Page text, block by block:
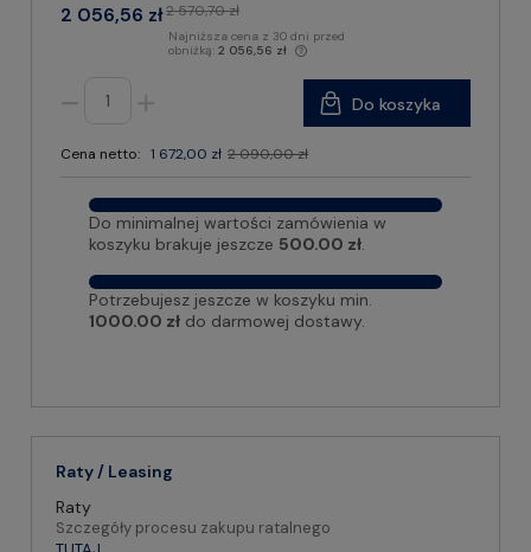
2 056,56 zł2 570,70 zł
Najniższa cena z 30 dni przed
obniżką: 2 056,56 zł
Cena netto: 1 672,00 zł 2 090,00 zł
Do koszyka
Do minimalnej wartości zamówienia w
koszyku brakuje jeszcze 500.00 zł.
Potrzebujesz jeszcze w koszyku min.
1000.00 zł do darmowej dostawy.
Raty / Leasing
Raty
Szczegóły procesu zakupu ratalnego